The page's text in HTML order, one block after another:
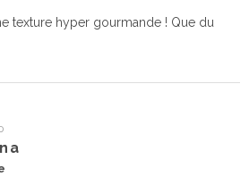
texture hyper gourmande ! Que du